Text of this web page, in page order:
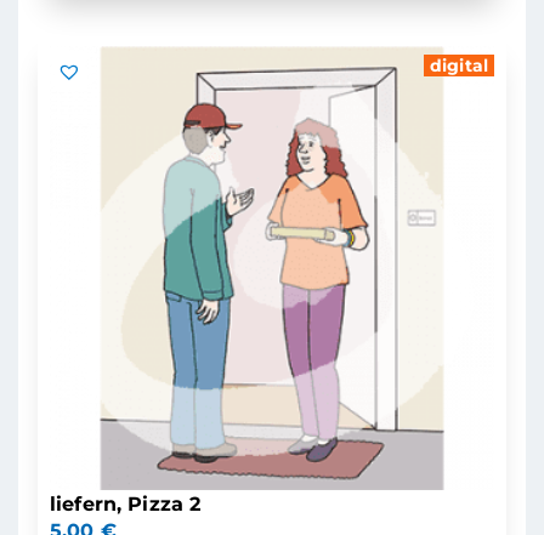
digital
liefern, Pizza 2